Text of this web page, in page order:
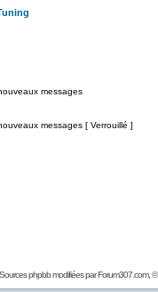
messages
messages [ Verrouillé ]
Sources phpbb modifiées parForum307.com, ©